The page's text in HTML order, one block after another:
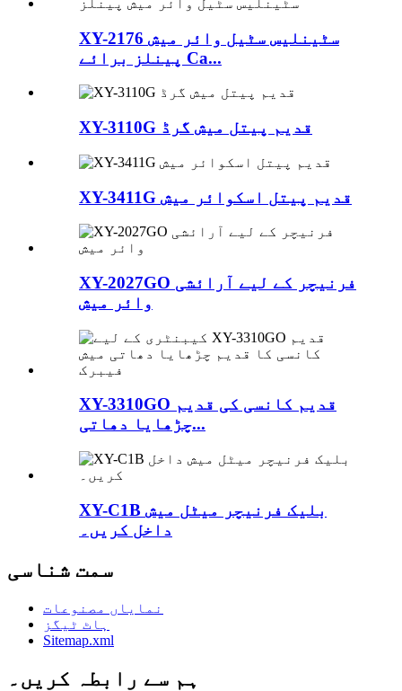
XY-2176 سٹینلیس سٹیل وائر میش
پینلز برائے Ca...
XY-3110G قدیم پیتل میش گرڈ
XY-3411G قدیم پیتل اسکوائر میش
XY-2027GO فرنیچر کے لیے آرائشی
وائر میش
XY-3310GO قدیم کانسی کی قدیم
چڑھایا دھاتی...
XY-C1B بلیک فرنیچر میٹل میش
داخل کریں۔
سمت شناسی
نمایاں مصنوعات
ہاٹ ٹیگز
Sitemap.xml
ہم سے رابطہ کریں۔